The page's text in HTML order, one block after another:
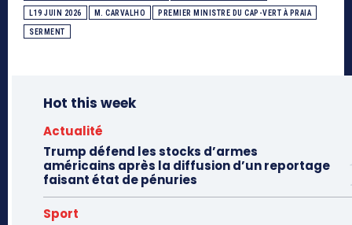
L19 JUIN 2026 M. CARVALHO PREMIER MINISTRE DU CAP-VERT À PRAIA
SERMENT
Hot this week
Actualité
Trump défend les stocks d’armes
américains après la diffusion d’un reportage
faisant état de pénuries
Sport